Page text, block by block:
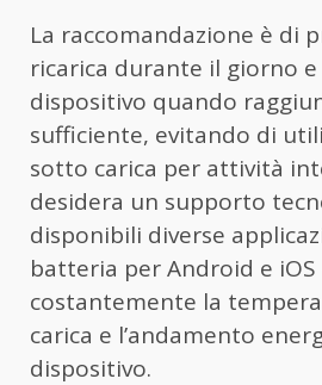
La raccomandazione è di
ricarica durante il giorno
dispositivo quando
sufficiente, evitando di
sotto carica per attività
desidera un supporto
disponibili diverse
batteria per Android e
costantemente la
carica e l’andamento
dispositivo.